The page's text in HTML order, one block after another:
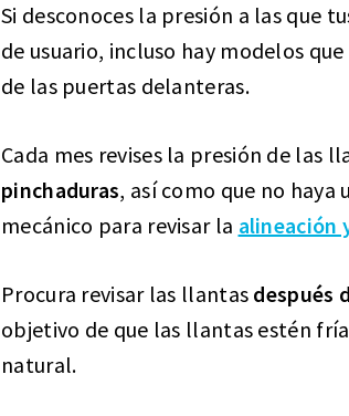
Si desconoces la presión a las que
de usuario, incluso hay modelos
de las puertas delanteras.
Cada mes revises la presión de las
pinchaduras, así como que no haya
mecánico para revisar la alineación
Procura revisar las llantas después
objetivo de que las llantas estén
natural.